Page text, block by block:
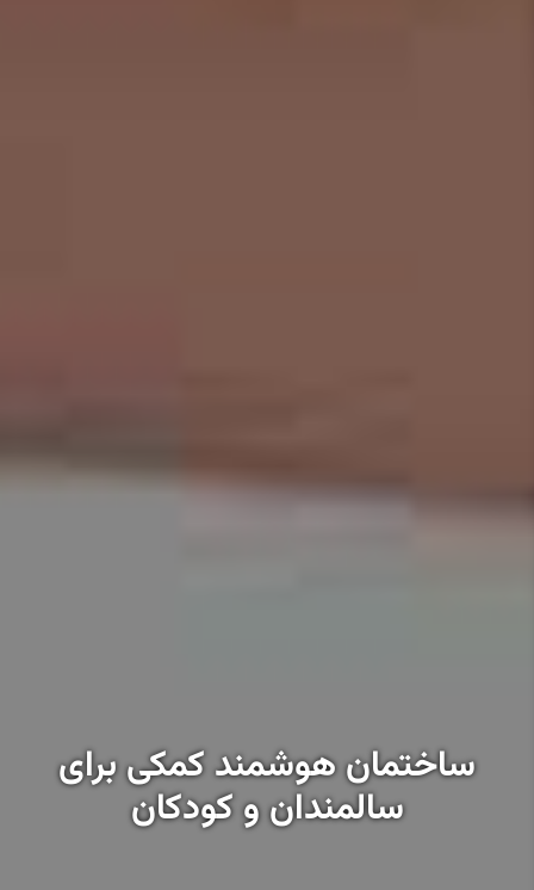
ساختمان هوشمند کمکی برای
سالمندان و کودکان